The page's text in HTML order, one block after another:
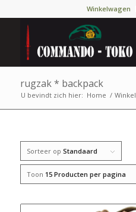
Winkelwagen
rugzak * backpack
U bevindt zich hier: Home / Winkel
Sorteer op Standaard
Toon 15 Producten per pagina